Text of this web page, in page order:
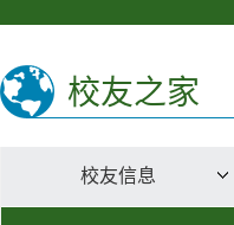
校友之家
校友信息